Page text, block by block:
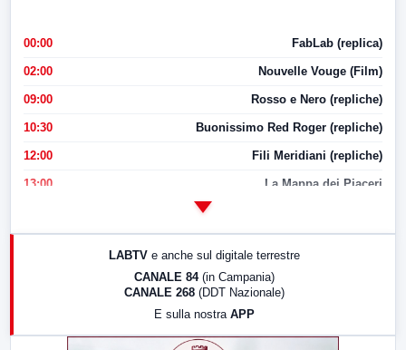
00:00 FabLab (replica)
02:00 Nouvelle Vouge (Film)
09:00 Rosso e Nero (repliche)
10:30 Buonissimo Red Roger (repliche)
12:00 Fili Meridiani (repliche)
13:00 La Mappa dei Piaceri
LABTV e anche sul digitale terrestre
CANALE 84 (in Campania)
CANALE 268 (DDT Nazionale)
E sulla nostra APP